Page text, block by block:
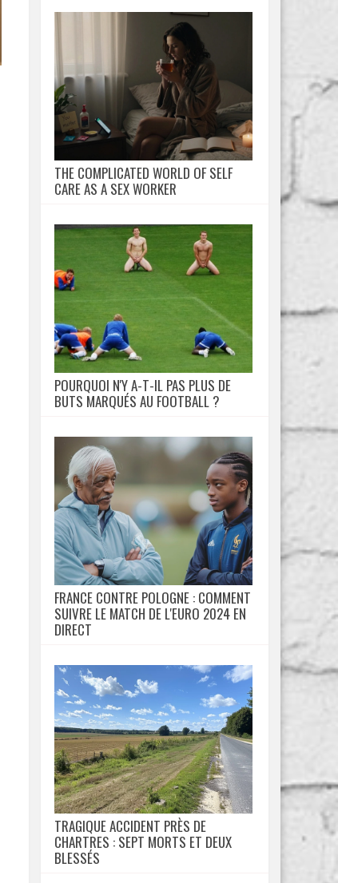
THE COMPLICATED WORLD OF SELF
CARE AS A SEX WORKER
POURQUOI N'Y A-T-IL PAS PLUS DE
BUTS MARQUÉS AU FOOTBALL ?
FRANCE CONTRE POLOGNE : COMMENT
SUIVRE LE MATCH DE L'EURO 2024 EN
DIRECT
TRAGIQUE ACCIDENT PRÈS DE
CHARTRES : SEPT MORTS ET DEUX
BLESSÉS